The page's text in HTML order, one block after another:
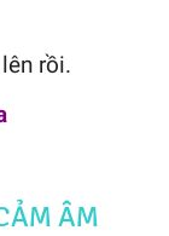
rồi.
ÂM